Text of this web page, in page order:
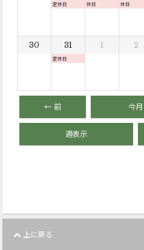
定休日 休日 休日
30 31
定休日
1 2
← 前 今月
週表示
上に戻る